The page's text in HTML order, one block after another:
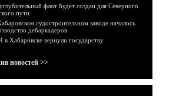
флот будет создан для Северного
пути
судостроительном заводе началось
дебаркадеров
Хабаровске вернули государству
новостей >>